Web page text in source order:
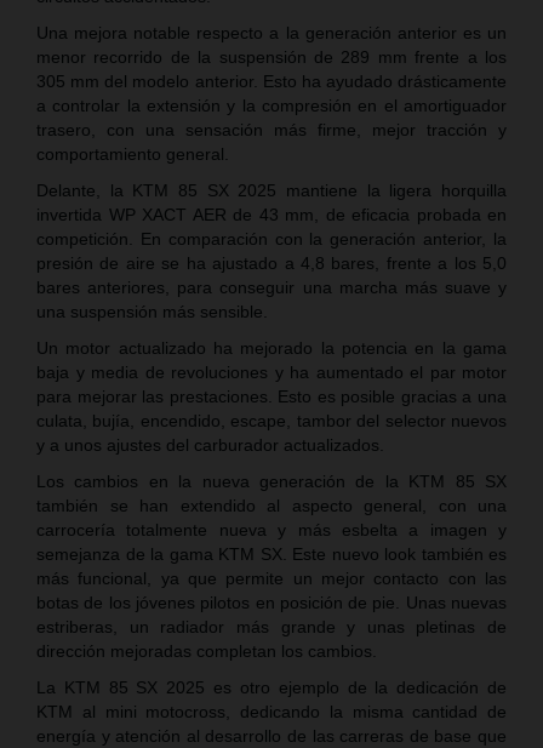
Una mejora notable respecto a la generación anterior es un
menor recorrido de la suspensión de 289 mm frente a los
305 mm del modelo anterior. Esto ha ayudado drásticamente
a controlar la extensión y la compresión en el amortiguador
trasero, con una sensación más firme, mejor tracción y
comportamiento general.
Delante, la KTM 85 SX 2025 mantiene la ligera horquilla
invertida WP XACT AER de 43 mm, de eficacia probada en
competición. En comparación con la generación anterior, la
presión de aire se ha ajustado a 4,8 bares, frente a los 5,0
bares anteriores, para conseguir una marcha más suave y
una suspensión más sensible.
Un motor actualizado ha mejorado la potencia en la gama
baja y media de revoluciones y ha aumentado el par motor
para mejorar las prestaciones. Esto es posible gracias a una
culata, bujía, encendido, escape, tambor del selector nuevos
y a unos ajustes del carburador actualizados.
Los cambios en la nueva generación de la KTM 85 SX
también se han extendido al aspecto general, con una
carrocería totalmente nueva y más esbelta a imagen y
semejanza de la gama KTM SX. Este nuevo look también es
más funcional, ya que permite un mejor contacto con las
botas de los jóvenes pilotos en posición de pie. Unas nuevas
estriberas, un radiador más grande y unas pletinas de
dirección mejoradas completan los cambios.
La KTM 85 SX 2025 es otro ejemplo de la dedicación de
KTM al mini motocross, dedicando la misma cantidad de
energía y atención al desarrollo de las carreras de base que